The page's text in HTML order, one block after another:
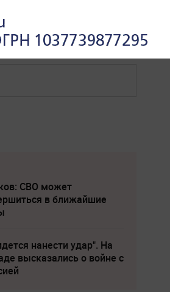
СВО может
в ближайшие
нанести удар". На
высказались о войне с